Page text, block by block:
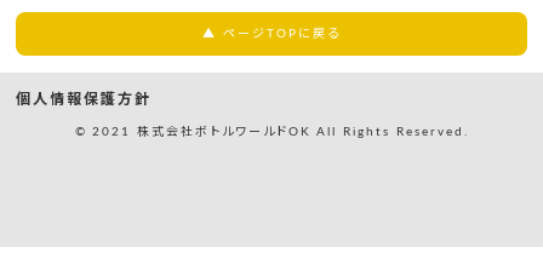
▲ ページTOPに戻る
個人情報保護方針
© 2021 株式会社ボトルワールドOK All Rights Reserved.